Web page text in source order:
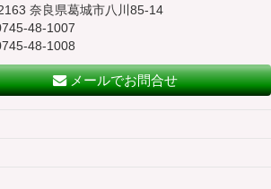
奈良県葛城市八川85-14
48-1007
48-1008
メールでお問合せ